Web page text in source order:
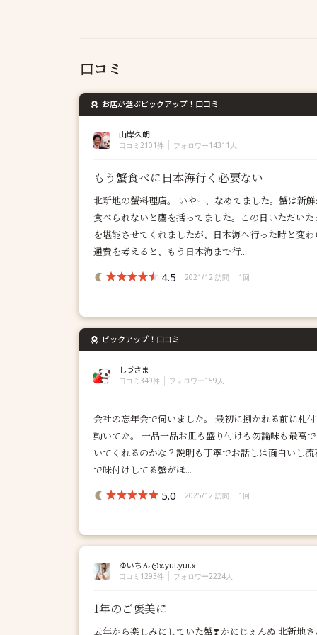
口コミ
お店が選ぶピックアップ！口コミ
山岸久朗
口コミ2101件 フォロワー14311人
もう蟹食べに日本海行く必要ない
北新地の蟹料理店。 いやー、なめてました。蟹は新
食べられないと鷹を括ってました。この日いただい
を堪能させてくれましたが、日本海へ行った時と変
通費を考えると、もう日本海まで行...
4.5 2021/12 訪問 1回
ピックアップ！口コミ
しづさま
口コミ349件 フォロワー159人
会社の忘年会で伺いました。 最初に捌かれる前に札
動いてた。 一品一品お皿も盛り付けも勿論味も最高
いてくれるのかな？説明も丁寧でお話しは面白いし
で味付けしてる蟹がほ...
5.0 2025/12 訪問 1回
ゆいちん @x.yui.yui.x
口コミ1293件 フォロワー2224人
1年のご褒美に
去年から楽しみにしていた蟹❣️ かにじぇんぬ 北新地